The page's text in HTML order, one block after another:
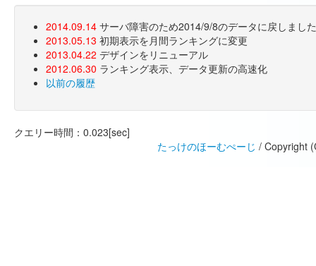
2014.09.14 サーバ障害のため2014/9/8のデータに戻しまし
2013.05.13 初期表示を月間ランキングに変更
2013.04.22 デザインをリニューアル
2012.06.30 ランキング表示、データ更新の高速化
以前の履歴
クエリー時間：0.023[sec]
たっけのほーむぺーじ / Copyright